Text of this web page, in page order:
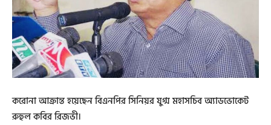
করোনা আক্রান্ত হয়েছেন বিএনপির সিনিয়র যুগ্ম মহাসচিব অ্যাডভোকেট
রুহুল কবির রিজভী।